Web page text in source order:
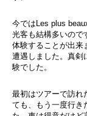
今ではLes plus
光客も結構多いので
体験することが出来
遭遇しました。真剣
験でした。
最初はツアーで訪れ
ても、もう一度行き